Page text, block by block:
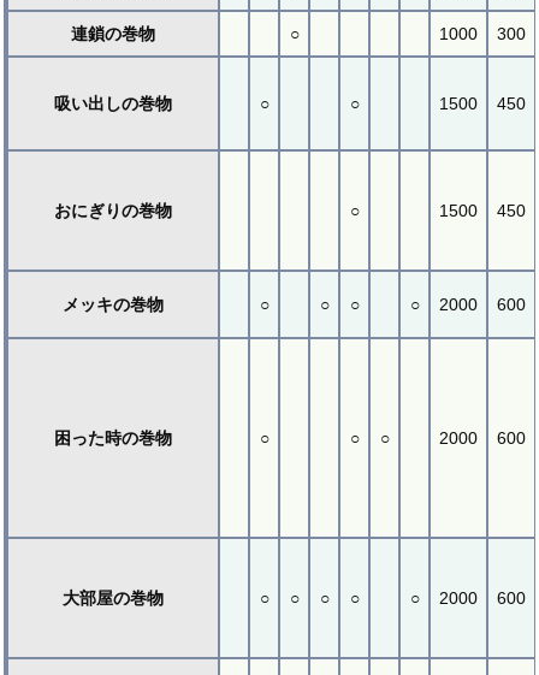
連鎖の巻物 ○ 1000 300
吸い出しの巻物 ○ ○ 1500 450
おにぎりの巻物 ○ 1500 450
メッキの巻物 ○ ○ ○ ○ 2000 600
困った時の巻物 ○ ○ ○ 2000 600
大部屋の巻物 ○ ○ ○ ○ ○ 2000 600